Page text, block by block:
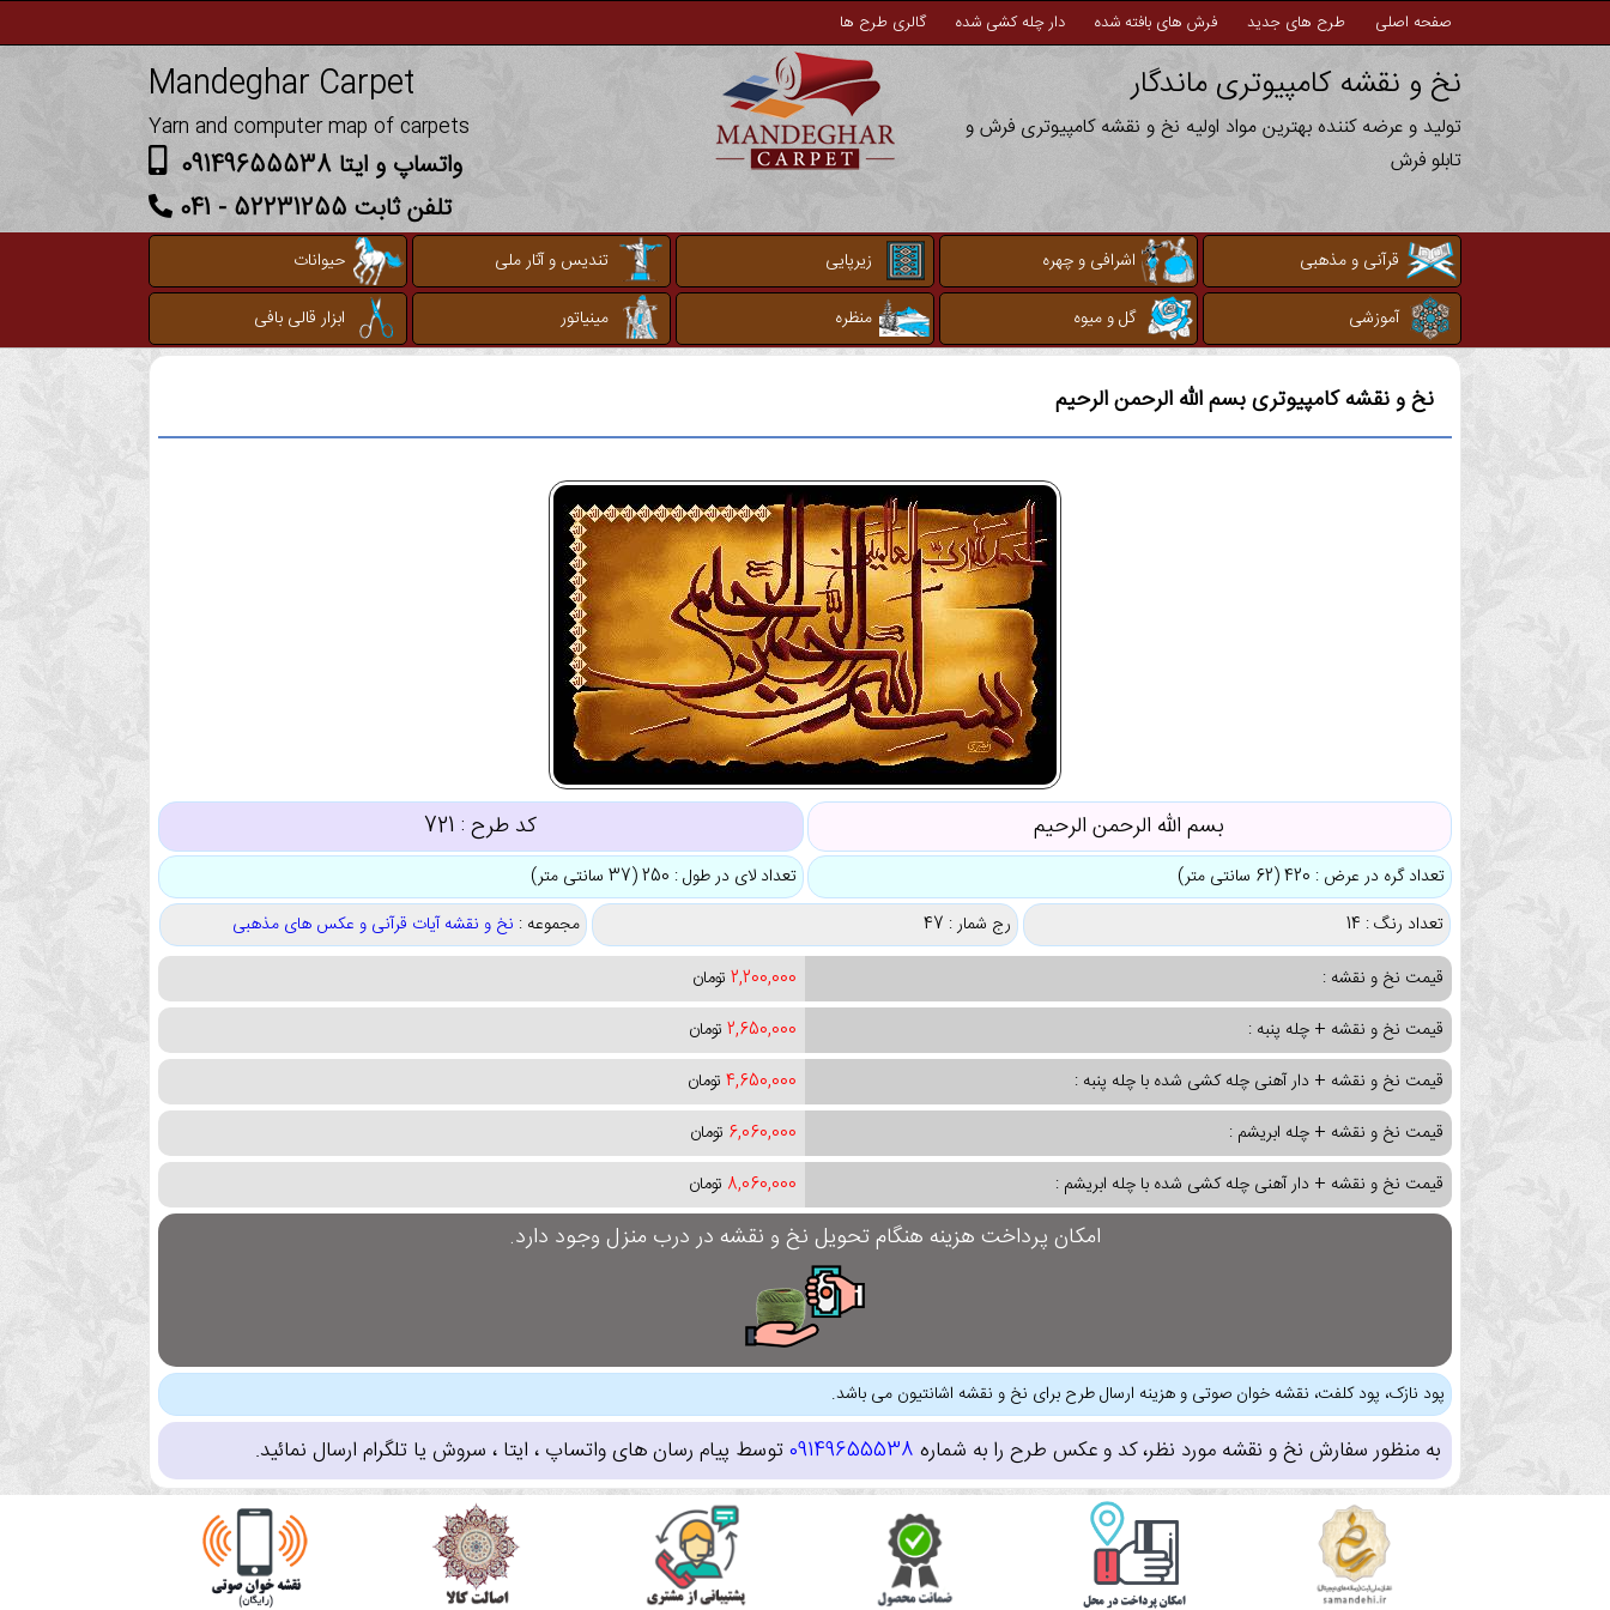
صفحه اصلی طرح های جدید فرش های بافته شده دار چله کشی شده گالری طرح ها
نخ و نقشه کامپیوتری ماندگار
تولید و عرضه کننده بهترین مواد اولیه نخ و نقشه کامپیوتری فرش و
تابلو فرش
Mandeghar Carpet
Yarn and computer map of carpets
واتساپ و ایتا 09149655538
تلفن ثابت 52231255 - 041
قرآنی و مذهبی اشرافی و چهره زیرپایی تندیس و آثار ملی
حیوانات
آموزشی
گل و میوه منظره مینیاتور ابزار قالی بافی
نخ و نقشه کامپیوتریبسم الله الرحمن الرحیم
بسم الله الرحمن الرحیم کد طرح : 721
تعداد گره در عرض : 420 (62 سانتی متر)
تعداد لای در طول : 250 (37 سانتی متر)
تعداد رنگ : 14
رج شمار : 47 مجموعه : نخ و نقشه آیات قرآنی و عکس های مذهبی
قیمت نخ و نقشه :
2,200,000 تومان
قیمت نخ و نقشه + چله پنبه :
2,650,000 تومان
قیمت نخ و نقشه + دار آهنی چله کشی شده با چله پنبه :
4,650,000 تومان
قیمت نخ و نقشه + چله ابریشم :
6,060,000 تومان
قیمت نخ و نقشه + دار آهنی چله کشی شده با چله ابریشم :
8,060,000 تومان
امکان پرداخت هزینه هنگام تحویل نخ و نقشه در درب منزل وجود دارد.
پود نازک، پود کلفت، نقشه خوان صوتی و هزینه ارسال طرح برای نخ و نقشه اشانتیون می باشد.
به منظور سفارش نخ و نقشه مورد نظر، کد و عکس طرح را به شماره 09149655538توسط پیام رسان های واتساپ ، ایتا ، سروش یا تلگرام ارسال نمائید.